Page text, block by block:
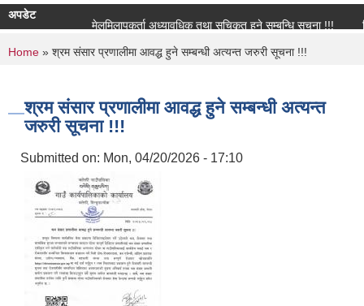
अपडेट
मेलमिलापकर्ता अध्यावधिक तथा सूचिकृत हुने सम्बन्धि सूचना !!!
You are here
Home » श्रम संसार प्रणालीमा आवद्ध हुने सम्बन्धी अत्यन्त जरुरी सूचना !!!
श्रम संसार प्रणालीमा आवद्ध हुने सम्बन्धी अत्यन्त
जरुरी सूचना !!!
Submitted on: Mon, 04/20/2026 - 17:10